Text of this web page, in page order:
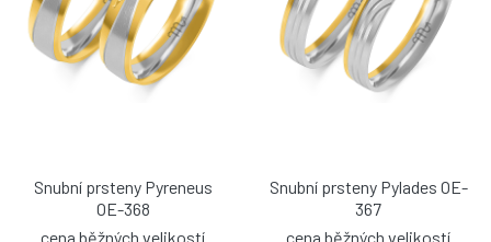
Snubní prsteny Pyreneus
OE-368
cena běžných velikostí
Snubní prsteny Pylades OE-
367
cena běžných velikostí